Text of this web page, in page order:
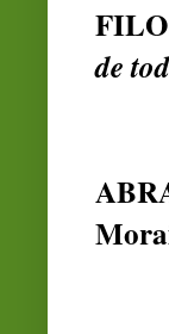
de